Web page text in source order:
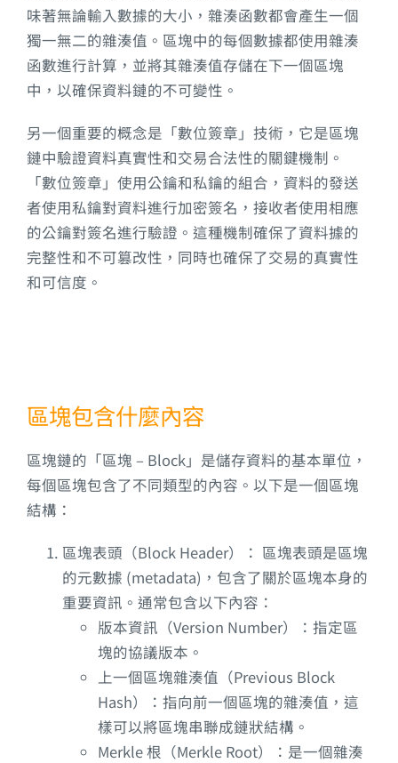
味著無論輸入數據的大小，雜湊函數都會產生一個
獨一無二的雜湊值。區塊中的每個數據都使用雜湊
函數進行計算，並將其雜湊值存儲在下一個區塊
中，以確保資料鏈的不可變性。
另一個重要的概念是「數位簽章」技術，它是區塊
鏈中驗證資料真實性和交易合法性的關鍵機制。
「數位簽章」使用公鑰和私鑰的組合，資料的發送
者使用私鑰對資料進行加密簽名，接收者使用相應
的公鑰對簽名進行驗證。這種機制確保了資料據的
完整性和不可篡改性，同時也確保了交易的真實性
和可信度。
區塊包含什麼內容
區塊鏈的「區塊 – Block」是儲存資料的基本單位，
每個區塊包含了不同類型的內容。以下是一個區塊
結構：
區塊表頭（Block Header）： 區塊表頭是區塊
的元數據 (metadata)，包含了關於區塊本身的
重要資訊。通常包含以下內容：
版本資訊（Version Number）：指定區
塊的協議版本。
上一個區塊雜湊值（Previous Block
Hash）：指向前一個區塊的雜湊值，這
樣可以將區塊串聯成鏈狀結構。
Merkle 根（Merkle Root）：是一個雜湊